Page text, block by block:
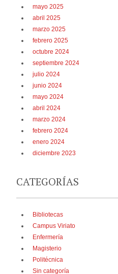
mayo 2025
abril 2025
marzo 2025
febrero 2025
octubre 2024
septiembre 2024
julio 2024
junio 2024
mayo 2024
abril 2024
marzo 2024
febrero 2024
enero 2024
diciembre 2023
CATEGORÍAS
Bibliotecas
Campus Viriato
Enfermería
Magisterio
Politécnica
Sin categoría